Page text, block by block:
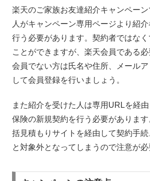
楽天のご家族お友達紹介キャンペーン
人がキャンペーン専用ページより紹
行う必要があります。契約者ではな
ことができますが、楽天会員である
会員でない方は氏名や住所、メール
して会員登録を行いましょう。
また紹介を受けた人は専用URLを経
保険の新規契約を行う必要がありま
括見積もりサイトを経由して契約手続
と対象外となってしまうので注意が必